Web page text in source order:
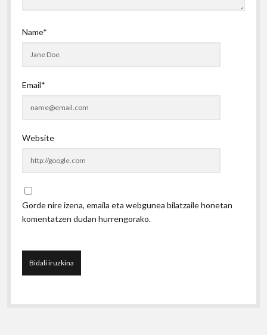
Name*
Email*
Website
Gorde nire izena, emaila eta webgunea bilatzaile honetan
komentatzen dudan hurrengorako.